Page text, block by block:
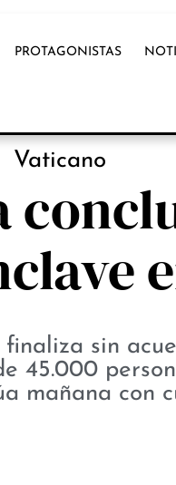
PROTAGONISTAS
Vaticano
sin
45.000
mañana con